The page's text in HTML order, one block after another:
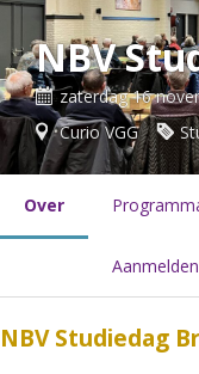
NBV
zaterdag 16
Curio VGG
Over
Aanmelden
NBV Studiedag